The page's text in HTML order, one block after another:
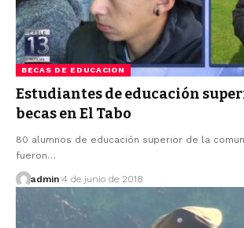
BECAS DE EDUCACION
Estudiantes de educación
becas en El Tabo
80 alumnos de educación superior de la
fueron…
admin 4 de junio de 2018